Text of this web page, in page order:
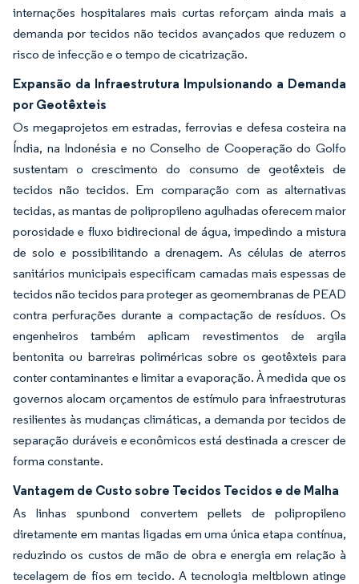
internações hospitalares mais curtas reforçam ainda mais a
demanda por tecidos não tecidos avançados que reduzem o
risco de infecção e o tempo de cicatrização.
Expansão da Infraestrutura Impulsionando a Demanda
por Geotêxteis
Os megaprojetos em estradas, ferrovias e defesa costeira na
Índia, na Indonésia e no Conselho de Cooperação do Golfo
sustentam o crescimento do consumo de geotêxteis de
tecidos não tecidos. Em comparação com as alternativas
tecidas, as mantas de polipropileno agulhadas oferecem maior
porosidade e fluxo bidirecional de água, impedindo a mistura
de solo e possibilitando a drenagem. As células de aterros
sanitários municipais especificam camadas mais espessas de
tecidos não tecidos para proteger as geomembranas de PEAD
contra perfurações durante a compactação de resíduos. Os
engenheiros também aplicam revestimentos de argila
bentonita ou barreiras poliméricas sobre os geotêxteis para
conter contaminantes e limitar a evaporação. À medida que os
governos alocam orçamentos de estímulo para infraestruturas
resilientes às mudanças climáticas, a demanda por tecidos de
separação duráveis e econômicos está destinada a crescer de
forma constante.
Vantagem de Custo sobre Tecidos Tecidos e de Malha
As linhas spunbond convertem pellets de polipropileno
diretamente em mantas ligadas em uma única etapa contínua,
reduzindo os custos de mão de obra e energia em relação à
tecelagem de fios em tecido. A tecnologia meltblown atinge